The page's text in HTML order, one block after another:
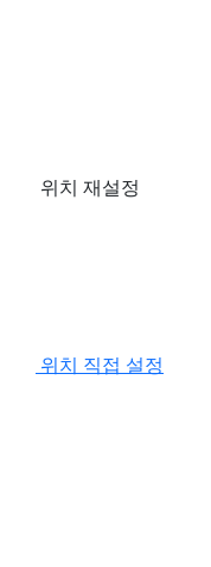
위치 재설정
위치 직접 설정